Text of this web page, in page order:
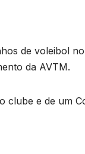
de voleibol
da AVTM.
clube e de um